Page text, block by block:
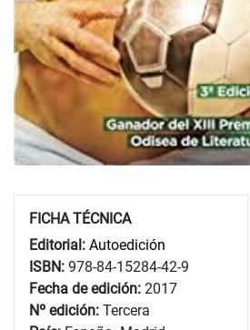
FICHA TÉCNICA
Editorial: Autoedición
ISBN: 978-84-15284-42-9
Fecha de edición: 2017
Nº edición: Tercera